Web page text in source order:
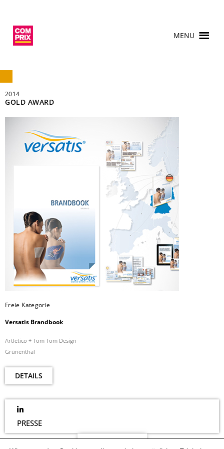
MENU
2014
GOLD AWARD
Freie Kategorie
Versatis Brandbook
Artletico + Tom Tom Design
Grünenthal
DETAILS
PRESSE